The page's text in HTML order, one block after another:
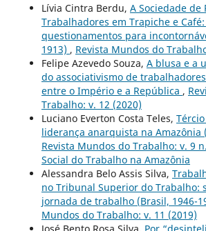
Lívia Cintra Berdu, A Sociedade de
Trabalhadores em Trapiche e
questionamentos para
1913) , Revista Mundos do
Felipe Azevedo Souza, A blusa e a
do associativismo de
entre o Império e a República ,
Trabalho: v. 12 (2020)
Luciano Everton Costa Teles,
liderança anarquista na Amazônia
Revista Mundos do Trabalho: v. 9
Social do Trabalho na Amazônia
Alessandra Belo Assis Silva,
no Tribunal Superior do Trabalho:
jornada de trabalho (Brasil, 1946-
Mundos do Trabalho: v. 11 (2019)